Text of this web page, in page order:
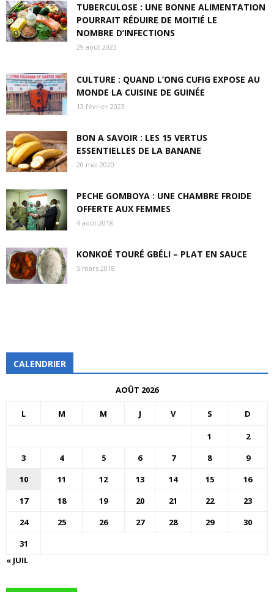
TUBERCULOSE : UNE BONNE ALIMENTATION
POURRAIT RÉDUIRE DE MOITIÉ LE
NOMBRE D’INFECTIONS
29 août 2023
CULTURE : QUAND L’ONG CUFIG EXPOSE AU
MONDE LA CUISINE DE GUINÉE
13 février 2023
BON A SAVOIR : LES 15 VERTUS
ESSENTIELLES DE LA BANANE
20 mai 2020
PECHE GOMBOYA : UNE CHAMBRE FROIDE
OFFERTE AUX FEMMES
4 août 2018
KONKOÉ TOURÉ GBÉLI – PLAT EN SAUCE
5 mars 2018
CALENDRIER
AOÛT 2026
L M M J V S D
1
2
3
4 5 6 7 8
9
10
11 12 13 14 15
16
17
18 19 20 21 22
23
24
25 26 27 28 29
30
31
« JUIL